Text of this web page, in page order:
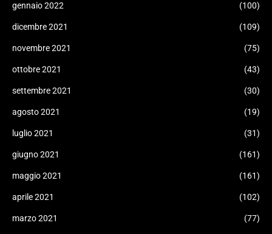
gennaio 2022 (100)
dicembre 2021 (109)
novembre 2021 (75)
ottobre 2021 (43)
settembre 2021 (30)
agosto 2021 (19)
luglio 2021 (31)
giugno 2021 (161)
maggio 2021 (161)
aprile 2021 (102)
marzo 2021 (77)